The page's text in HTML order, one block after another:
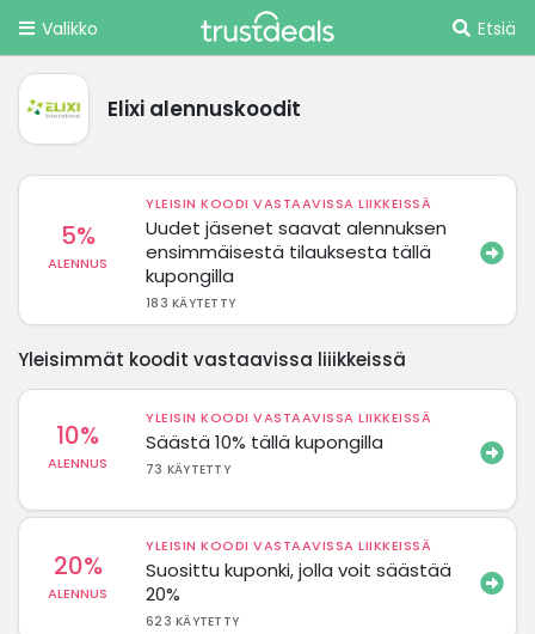
Valikko Etsiä
Elixi alennuskoodit
5%
ALENNUS
YLEISIN KOODI VASTAAVISSA LIIKKEISSÄ
Uudet jäsenet saavat alennuksen
ensimmäisestä tilauksesta tällä
kupongilla
183 KÄYTETTY
Yleisimmät koodit vastaavissa liiikkeissä
10%
ALENNUS
YLEISIN KOODI VASTAAVISSA LIIKKEISSÄ
Säästä 10% tällä kupongilla
73 KÄYTETTY
20%
ALENNUS
YLEISIN KOODI VASTAAVISSA LIIKKEISSÄ
Suosittu kuponki, jolla voit säästää
20%
623 KÄYTETTY